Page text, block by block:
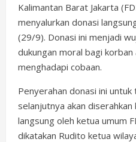
Kalimantan Barat Jakarta
menyalurkan donasi
(29/9). Donasi ini menjadi
dukungan moral bagi
menghadapi cobaan.
Penyerahan donasi ini
selanjutnya akan diserahkan
langsung oleh ketua umum
dikatakan Rudito ketua